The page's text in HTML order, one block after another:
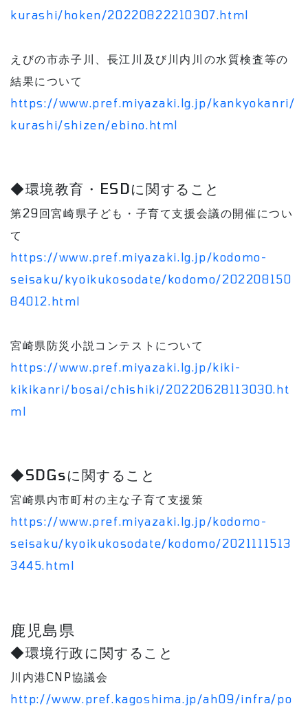
kurashi/hoken/20220822210307.html
えびの市赤子川、長江川及び川内川の水質検査等の
結果について
https://www.pref.miyazaki.lg.jp/kankyokanri/
kurashi/shizen/ebino.html
◆環境教育・ESDに関すること
第29回宮崎県子ども・子育て支援会議の開催につい
て
https://www.pref.miyazaki.lg.jp/kodomo-
seisaku/kyoikukosodate/kodomo/202208150
84012.html
宮崎県防災小説コンテストについて
https://www.pref.miyazaki.lg.jp/kiki-
kikikanri/bosai/chishiki/20220628113030.ht
ml
◆SDGsに関すること
宮崎県内市町村の主な子育て支援策
https://www.pref.miyazaki.lg.jp/kodomo-
seisaku/kyoikukosodate/kodomo/2021111513
3445.html
鹿児島県
◆環境行政に関すること
川内港CNP協議会
http://www.pref.kagoshima.jp/ah09/infra/po